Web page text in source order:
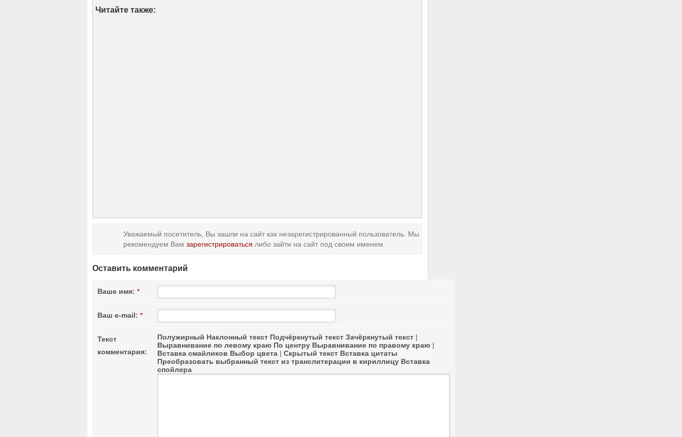
Читайте также:
Уважаемый посетитель, Вы зашли на сайт как незарегистрированный пользователь. Мы
рекомендуем Вам зарегистрироваться либо зайти на сайт под своим именем.
Оставить комментарий
Ваше имя: *
Ваш e-mail: *
Текст
комментария:
Полужирный Наклонный текст Подчёркнутый текст Зачёркнутый текст |
Выравнивание по левому краю По центру Выравнивание по правому краю |
Вставка смайликов Выбор цвета | Скрытый текст Вставка цитаты
Преобразовать выбранный текст из транслитерации в кириллицу Вставка
спойлера